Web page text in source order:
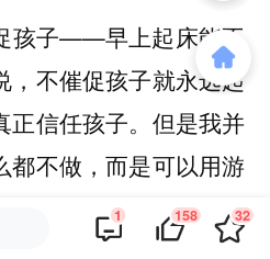
孩子——早上起床能不
，不催促孩子就永远起
正信任孩子。但是我并
都不做，而是可以用游
床，或者找到孩子背后
只有了解孩子的需求和
1 158 32